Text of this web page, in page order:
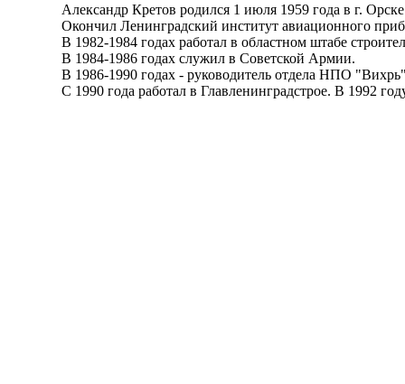
Александр Кретов родился 1 июля 1959 года в г. Орске
Окончил Ленинградский институт авиационного
В 1982-1984 годах работал в областном штабе
В 1984-1986 годах служил в Советской Армии.
В 1986-1990 годах - руководитель отдела НПО
С 1990 года работал в Главленинградстрое. В 1992